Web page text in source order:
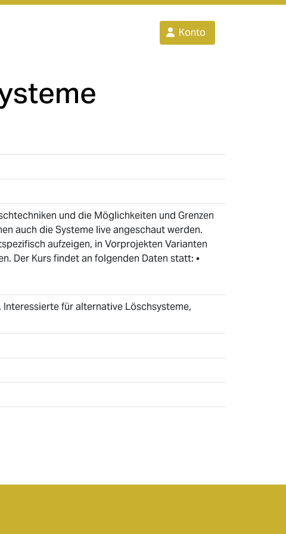
Konto
und die Möglichkeiten und Grenzen
auch die Systeme live angeschaut werden.
aufzeigen, in Vorprojekten Varianten
Der Kurs findet an folgenden Daten statt: •
für alternative Löschsysteme,